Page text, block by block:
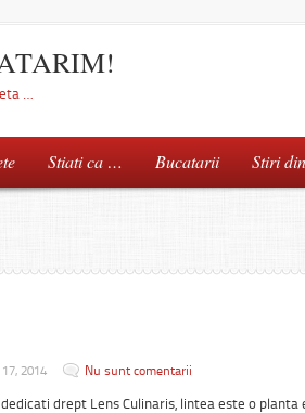
…
Stiati ca … Bucatarii Stiri
2014 Nu sunt comentarii
drept Lens Culinaris, lintea este o planta